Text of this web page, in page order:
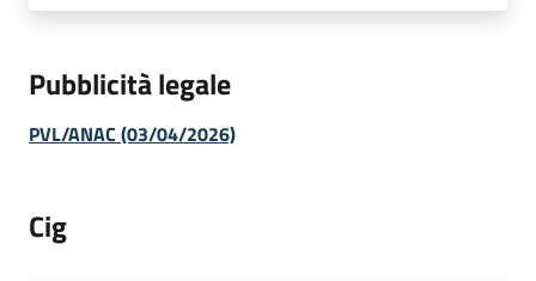
Pubblicità legale
PVL/ANAC (03/04/2026)
Cig